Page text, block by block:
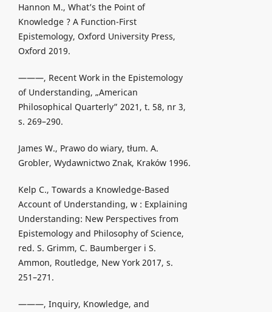
Hannon M., What’s the Point of
Knowledge ? A Function-First
Epistemology, Oxford University Press,
Oxford 2019.
———, Recent Work in the Epistemology
of Understanding, „American
Philosophical Quarterly” 2021, t. 58, nr 3,
s. 269–290.
James W., Prawo do wiary, tłum. A.
Grobler, Wydawnictwo Znak, Kraków 1996.
Kelp C., Towards a Knowledge-Based
Account of Understanding, w : Explaining
Understanding: New Perspectives from
Epistemology and Philosophy of Science,
red. S. Grimm, C. Baumberger i S.
Ammon, Routledge, New York 2017, s.
251–271.
———, Inquiry, Knowledge, and